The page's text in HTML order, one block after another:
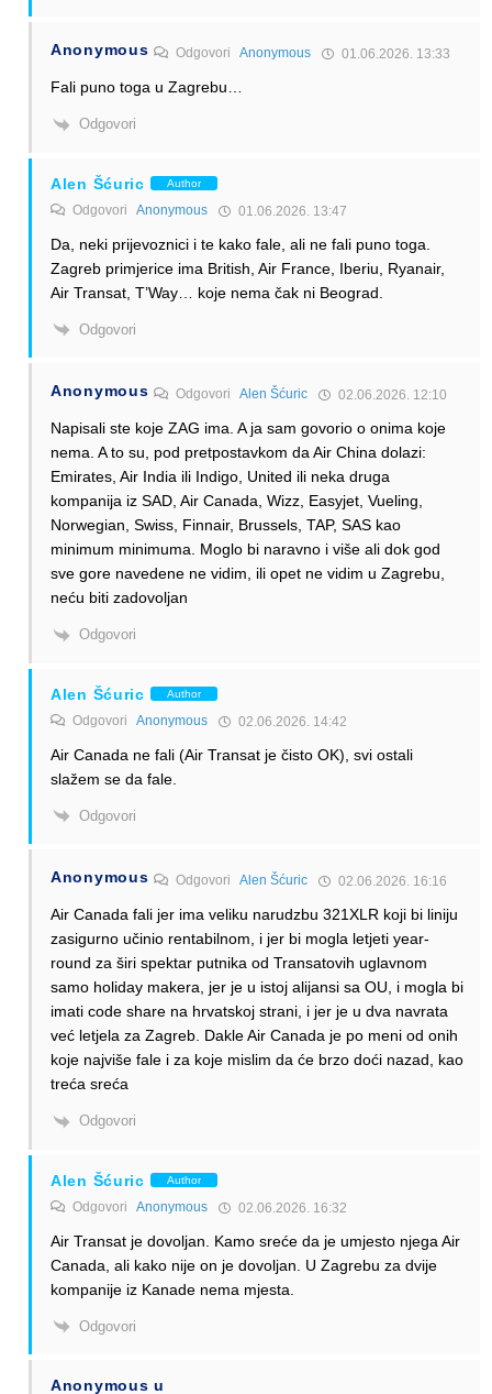
Anonymous OdgovoriAnonymous 01.06.2026. 13:33
Fali puno toga u Zagrebu…
Odgovori
Alen Šćuric Author
Odgovori Anonymous 01.06.2026. 13:47
Da, neki prijevoznici i te kako fale, ali ne fali puno toga.
Zagreb primjerice ima British, Air France, Iberiu, Ryanair,
Air Transat, T’Way… koje nema čak ni Beograd.
Odgovori
Anonymous OdgovoriAlen Šćuric 02.06.2026. 12:10
Napisali ste koje ZAG ima. A ja sam govorio o onima koje
nema. A to su, pod pretpostavkom da Air China dolazi:
Emirates, Air India ili Indigo, United ili neka druga
kompanija iz SAD, Air Canada, Wizz, Easyjet, Vueling,
Norwegian, Swiss, Finnair, Brussels, TAP, SAS kao
minimum minimuma. Moglo bi naravno i više ali dok god
sve gore navedene ne vidim, ili opet ne vidim u Zagrebu,
neću biti zadovoljan
Odgovori
Alen Šćuric Author
Odgovori Anonymous 02.06.2026. 14:42
Air Canada ne fali (Air Transat je čisto OK), svi ostali
slažem se da fale.
Odgovori
Anonymous OdgovoriAlen Šćuric 02.06.2026. 16:16
Air Canada fali jer ima veliku narudzbu 321XLR koji bi liniju
zasigurno učinio rentabilnom, i jer bi mogla letjeti year-
round za širi spektar putnika od Transatovih uglavnom
samo holiday makera, jer je u istoj alijansi sa OU, i mogla bi
imati code share na hrvatskoj strani, i jer je u dva navrata
već letjela za Zagreb. Dakle Air Canada je po meni od onih
koje najviše fale i za koje mislim da će brzo doći nazad, kao
treća sreća
Odgovori
Alen Šćuric Author
Odgovori Anonymous 02.06.2026. 16:32
Air Transat je dovoljan. Kamo sreće da je umjesto njega Air
Canada, ali kako nije on je dovoljan. U Zagrebu za dvije
kompanije iz Kanade nema mjesta.
Odgovori
Anonymous u